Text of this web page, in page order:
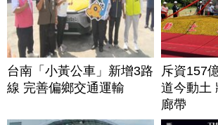
台南「小黃公車」新增3路
線 完善偏鄉交通運輸
斥資157
道今動土
廊帶